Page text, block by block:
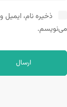
ذخیره نام، ایمیل
می‌نویسم.